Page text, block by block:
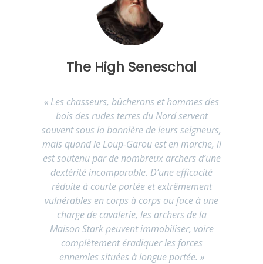
The High Seneschal
« Les chasseurs, bûcherons et hommes des
bois des rudes terres du Nord servent
souvent sous la bannière de leurs seigneurs,
mais quand le Loup-Garou est en marche, il
est soutenu par de nombreux archers d’une
dextérité incomparable. D’une efficacité
réduite à courte portée et extrêmement
vulnérables en corps à corps ou face à une
charge de cavalerie, les archers de la
Maison Stark peuvent immobiliser, voire
complètement éradiquer les forces
ennemies situées à longue portée. »